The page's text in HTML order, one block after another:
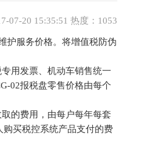
07-20 15:35:51 热度：1053
护服务价格。将增值税防伪
用发票、机动车销售统一
02报税盘零售价格由每个
的费用，由每户每年每套
买税控系统产品支付的费